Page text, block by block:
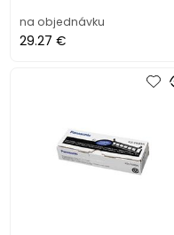
na objednávku
29.27 €